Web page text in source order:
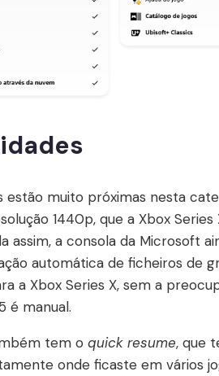
estão muito próximas nesta
1440p, que a Xbox
assim, a consola da Microsoft
automática de ficheiros de
a Xbox Series X, sem a
é manual.
tem o quick resume, que
onde ficaste em vários